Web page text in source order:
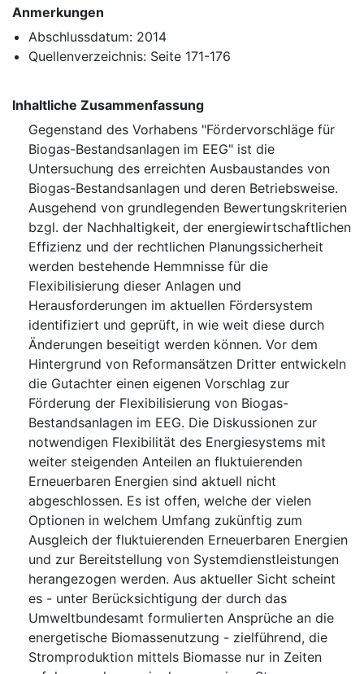
Anmerkungen
Abschlussdatum: 2014
Quellenverzeichnis: Seite 171-176
Inhaltliche Zusammenfassung
Gegenstand des Vorhabens "Fördervorschläge für
Biogas-Bestandsanlagen im EEG" ist die
Untersuchung des erreichten Ausbaustandes von
Biogas-Bestandsanlagen und deren Betriebsweise.
Ausgehend von grundlegenden Bewertungskriterien
bzgl. der Nachhaltigkeit, der energiewirtschaftlichen
Effizienz und der rechtlichen Planungssicherheit
werden bestehende Hemmnisse für die
Flexibilisierung dieser Anlagen und
Herausforderungen im aktuellen Fördersystem
identifiziert und geprüft, in wie weit diese durch
Änderungen beseitigt werden können. Vor dem
Hintergrund von Reformansätzen Dritter entwickeln
die Gutachter einen eigenen Vorschlag zur
Förderung der Flexibilisierung von Biogas-
Bestandsanlagen im EEG. Die Diskussionen zur
notwendigen Flexibilität des Energiesystems mit
weiter steigenden Anteilen an fluktuierenden
Erneuerbaren Energien sind aktuell nicht
abgeschlossen. Es ist offen, welche der vielen
Optionen in welchem Umfang zukünftig zum
Ausgleich der fluktuierenden Erneuerbaren Energien
und zur Bereitstellung von Systemdienstleistungen
herangezogen werden. Aus aktueller Sicht scheint
es - unter Berücksichtigung der durch das
Umweltbundesamt formulierten Ansprüche an die
energetische Biomassenutzung - zielführend, die
Stromproduktion mittels Biomasse nur in Zeiten